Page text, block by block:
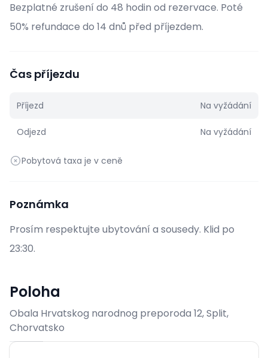
Bezplatné zrušení do 48 hodin od rezervace. Poté
50% refundace do 14 dnů před příjezdem.
Čas příjezdu
Příjezd Na vyžádání
Odjezd Na vyžádání
Pobytová taxa je v ceně
Poznámka
Prosím respektujte ubytování a sousedy. Klid po
23:30.
Poloha
Obala Hrvatskog narodnog preporoda 12, Split,
Chorvatsko